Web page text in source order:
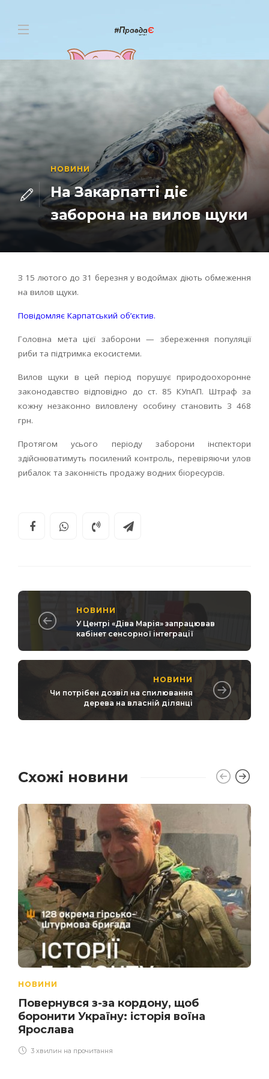
НОВИНИ
На Закарпатті діє
заборона на вилов щуки
З 15 лютого до 31 березня у водоймах діють обмеження
на вилов щуки.
Повідомляє Карпатський об’єктив.
Головна мета цієї заборони — збереження популяції
риби та підтримка екосистеми.
Вилов щуки в цей період порушує природоохоронне
законодавство відповідно до ст. 85 КУпАП. Штраф за
кожну незаконно виловлену особину становить 3 468
грн.
Протягом усього періоду заборони інспектори
здійснюватимуть посилений контроль, перевіряючи улов
рибалок та законність продажу водних біоресурсів.
НОВИНИ
У Центрі «Діва Марія» запрацював
кабінет сенсорної інтеграції
НОВИНИ
Чи потрібен дозвіл на спилювання
дерева на власній ділянці
Схожі новини
НОВИНИ
Повернувся з-за кордону, щоб
боронити Україну: історія воїна
Ярослава
3 хвилин на прочитання